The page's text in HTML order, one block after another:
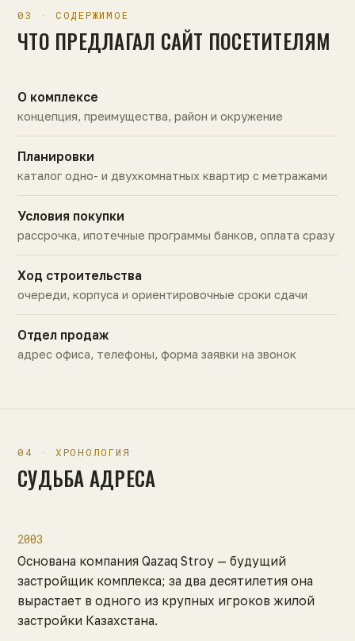
03 · СОДЕРЖИМОЕ
ЧТО ПРЕДЛАГАЛ САЙТ ПОСЕТИТЕЛЯМ
О комплексе
концепция, преимущества, район и окружение
Планировки
каталог одно- и двухкомнатных квартир с метражами
Условия покупки
рассрочка, ипотечные программы банков, оплата сразу
Ход строительства
очереди, корпуса и ориентировочные сроки сдачи
Отдел продаж
адрес офиса, телефоны, форма заявки на звонок
04 · ХРОНОЛОГИЯ
СУДЬБА АДРЕСА
2003
Основана компания Qazaq Stroy — будущий
застройщик комплекса; за два десятилетия она
вырастает в одного из крупных игроков жилой
застройки Казахстана.